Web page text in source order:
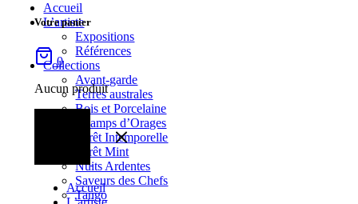
Accueil
L’artiste
Expositions
Références
Collections
Avant-garde
Terres australes
Bois et Porcelaine
Champs d’Orages
Forêt Intemporelle
Forêt Mint
Nuits Ardentes
Saveurs des Chefs
Tango
Votre panier
0
Aucun produit
Accueil